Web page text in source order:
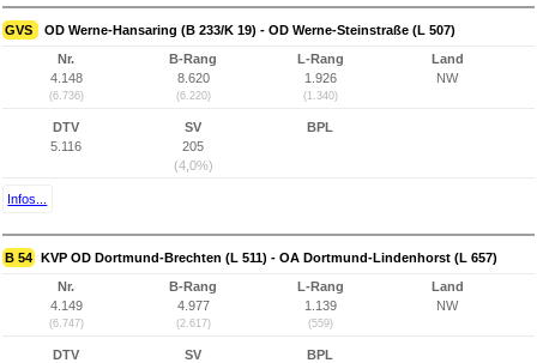
GVS OD Werne-Hansaring (B 233/K 19) - OD Werne-Steinstraße (L 507)
Nr.
4.148
(6.736)
B-Rang
8.620
(6.220)
L-Rang
1.926
(1.340)
Land
NW
DTV
5.116
SV
205
(4,0%)
BPL
Infos...
B 54 KVP OD Dortmund-Brechten (L 511) - OA Dortmund-Lindenhorst (L 657)
Nr.
4.149
(6.747)
B-Rang
4.977
(2.617)
L-Rang
1.139
(559)
Land
NW
DTV
SV
BPL